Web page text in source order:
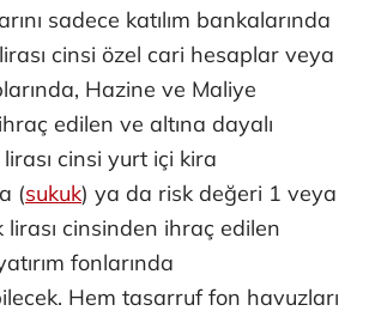
sadece katılım bankalarında
cinsi özel cari hesaplar veya
Hazine ve Maliye
edilen ve altına dayalı
cinsi yurt içi kira
(sukuk) ya da risk değeri 1 veya
lirası cinsinden ihraç edilen
fonlarında
Hem tasarruf fon havuzları